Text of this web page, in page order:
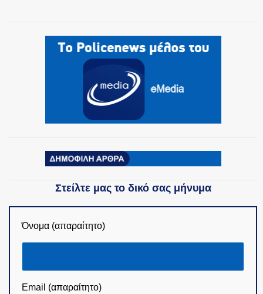
ΟΠΛΑ/ΕΞΟΠΛΙΣΜΟΣ
Στείλτε μας το δικό σας μήνυμα
Όνομα (απαραίτητο)
Email (απαραίτητο)